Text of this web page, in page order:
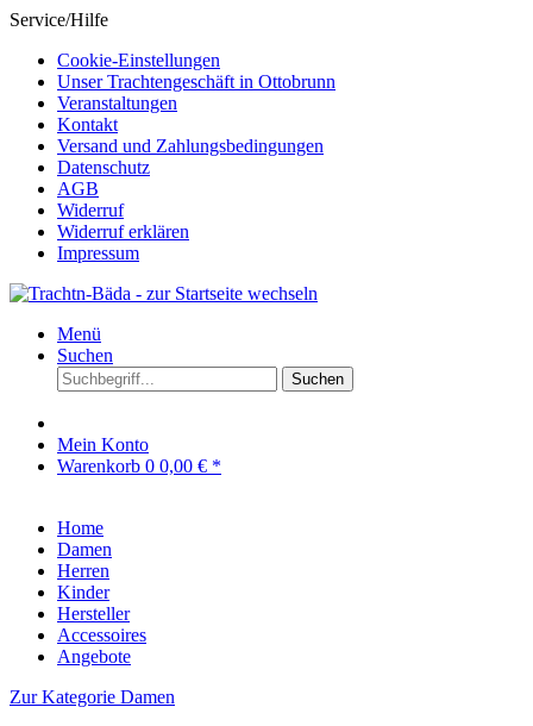
Service/Hilfe
Cookie-Einstellungen
Unser Trachtengeschäft in Ottobrunn
Veranstaltungen
Kontakt
Versand und Zahlungsbedingungen
Datenschutz
AGB
Widerruf
Widerruf erklären
Impressum
Menü
Suchen
Suchen
Mein Konto
Warenkorb 0 0,00 € *
Home
Damen
Herren
Kinder
Hersteller
Accessoires
Angebote
Zur Kategorie Damen